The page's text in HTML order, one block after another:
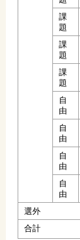
課
題
課
題
課
題
自
由
自
由
自
由
自
由
選外
合計